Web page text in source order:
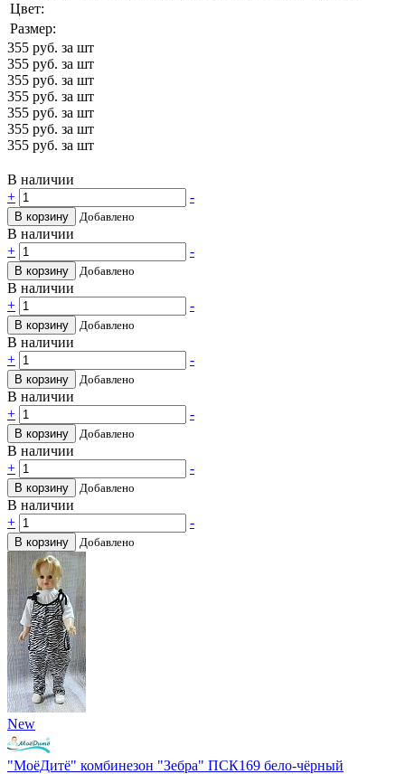
Цвет:
Размер:
355 руб. за шт
355 руб. за шт
355 руб. за шт
355 руб. за шт
355 руб. за шт
355 руб. за шт
355 руб. за шт
В наличии
+
-
В корзину Добавлено
В наличии
+
-
В корзину Добавлено
В наличии
+
-
В корзину Добавлено
В наличии
+
-
В корзину Добавлено
В наличии
+
-
В корзину Добавлено
В наличии
+
-
В корзину Добавлено
В наличии
+
-
В корзину Добавлено
New
"МоёДитё" комбинезон "Зебра" ПСК169 бело-чёрный